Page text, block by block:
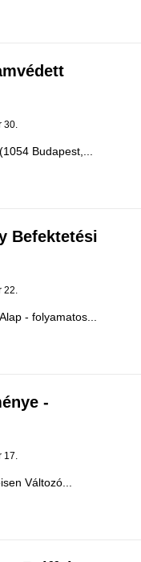
30.
Budapest,...
Befektetési
22.
- folyamatos...
-
17.
Változó...